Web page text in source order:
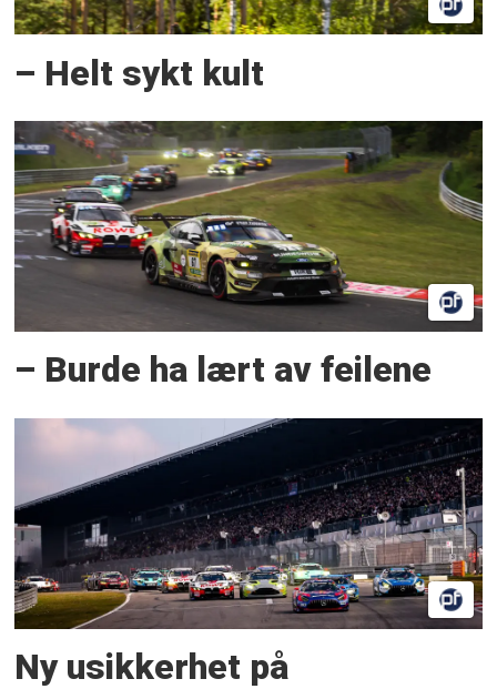
– Helt sykt kult
– Burde ha lært av feilene
Ny usikkerhet på